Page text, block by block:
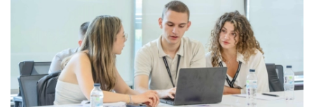
РАЗСЛЕДВАНЕ
БИЗНЕС
ЮГ